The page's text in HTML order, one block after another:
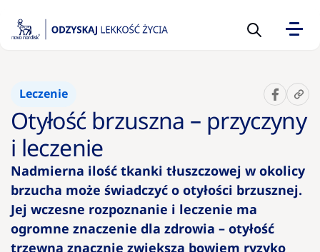
10 pytań
na temat
otyłości,
warto
zadać
Kalkulator
Leczenie
Otyłość brzuszna – przyczyny
i leczenie
Nadmierna ilość tkanki tłuszczowej w okolicy
brzucha może świadczyć o otyłości brzusznej.
Jej wczesne rozpoznanie i leczenie ma
ogromne znaczenie dla zdrowia – otyłość
trzewna znacznie zwiększa bowiem ryzyko